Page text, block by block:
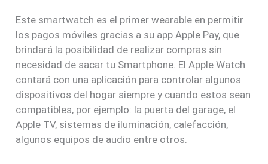
Este smartwatch es el primer wearable en permitir
los pagos móviles gracias a su app Apple Pay, que
brindará la posibilidad de realizar compras sin
necesidad de sacar tu Smartphone. El Apple Watch
contará con una aplicación para controlar algunos
dispositivos del hogar siempre y cuando estos sean
compatibles, por ejemplo: la puerta del garage, el
Apple TV, sistemas de iluminación, calefacción,
algunos equipos de audio entre otros.